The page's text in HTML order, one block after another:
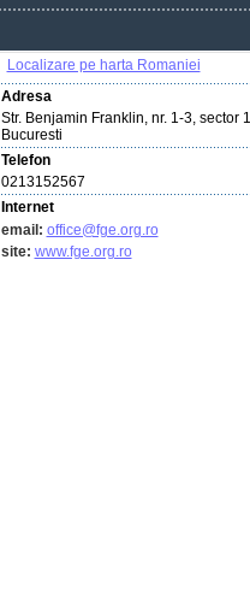
Localizare pe harta Romaniei
Adresa
Str. Benjamin Franklin, nr. 1-3, sector
Bucuresti
Telefon
0213152567
Internet
email: office@fge.org.ro
site: www.fge.org.ro